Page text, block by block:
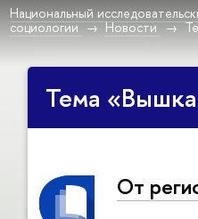
Национальный
социологии
Новости
Тема
От